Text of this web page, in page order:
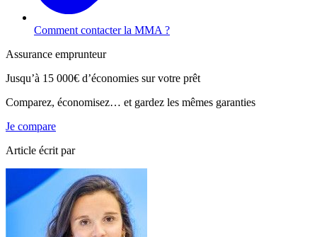
Comment contacter la MMA ?
Assurance emprunteur
Jusqu’à 15 000€ d’économies sur votre prêt
Comparez, économisez… et gardez les mêmes garanties
Je compare
Article écrit par